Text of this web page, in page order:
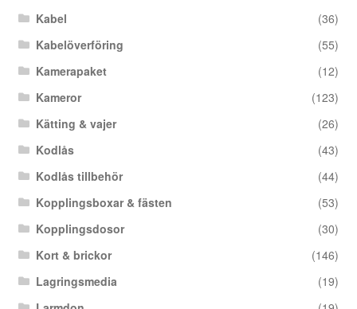
Kabel
(36)
Kabelöverföring
(55)
Kamerapaket
(12)
Kameror
(123)
Kätting & vajer
(26)
Kodlås
(43)
Kodlås tillbehör
(44)
Kopplingsboxar & fästen
(53)
Kopplingsdosor
(30)
Kort & brickor
(146)
Lagringsmedia
(19)